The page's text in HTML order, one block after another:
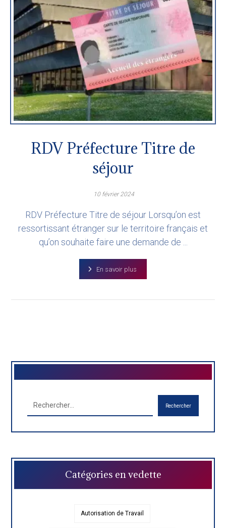
RDV Préfecture Titre de
séjour
10 février 2024
RDV Préfecture Titre de séjour Lorsqu’on est
ressortissant étranger sur le territoire français et
qu’on souhaite faire une demande de ...
En savoir plus
Rechercher
Catégories en vedette
Autorisation de Travail